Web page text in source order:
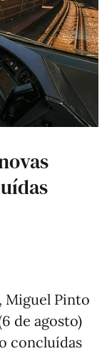
Miguel Pinto
de agosto)
concluídas